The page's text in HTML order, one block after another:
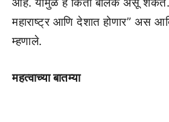
महाराष्ट्र आणि देशात होणार” अस
म्हणाले.
महत्वाच्या बातम्या